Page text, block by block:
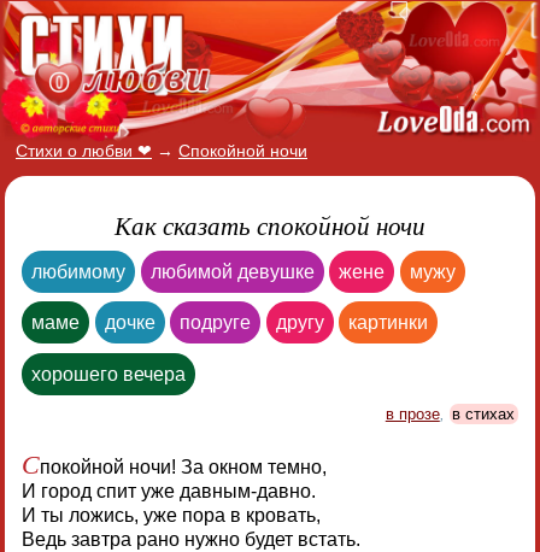
Стихи о любви ❤ → Спокойной ночи
Как сказать спокойной ночи
любимому любимой девушке жене мужу
маме дочке подруге другу картинки
хорошего вечера
в прозе, в стихах
Спокойной ночи! За окном темно,
И город спит уже давным-давно.
И ты ложись, уже пора в кровать,
Ведь завтра рано нужно будет встать.